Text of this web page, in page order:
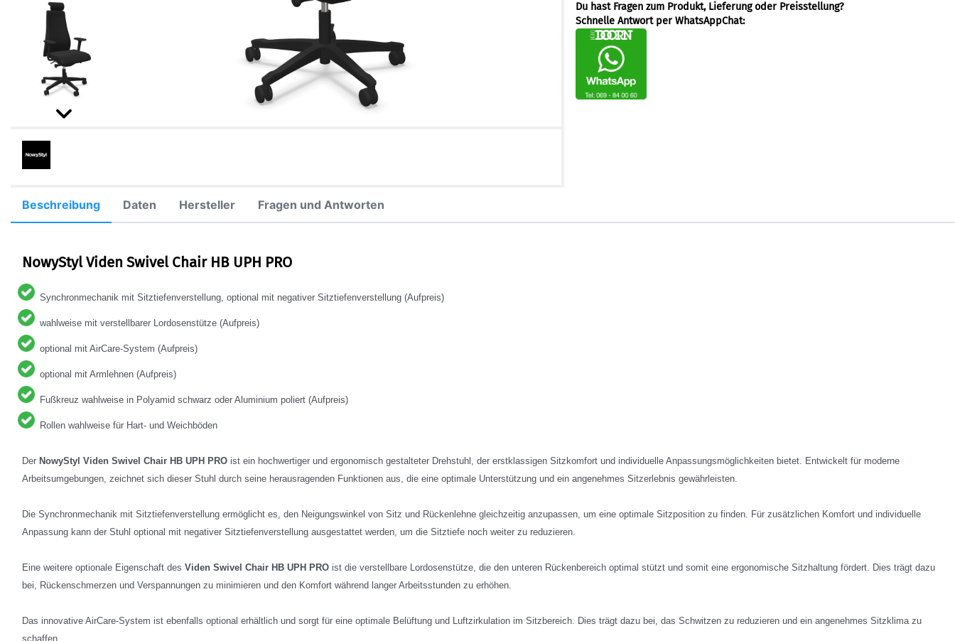
Du hast Fragen zum Produkt, Lieferung oder Preisstellung?
Schnelle Antwort per WhatsAppChat:
Beschreibung Daten Hersteller Fragen und Antworten
NowyStyl Viden Swivel Chair HB UPH PRO
Synchronmechanik mit Sitztiefenverstellung, optional mit negativer Sitztiefenverstellung (Aufpreis)
wahlweise mit verstellbarer Lordosenstütze (Aufpreis)
optional mit AirCare-System (Aufpreis)
optional mit Armlehnen (Aufpreis)
Fußkreuz wahlweise in Polyamid schwarz oder Aluminium poliert (Aufpreis)
Rollen wahlweise für Hart- und Weichböden
Der NowyStyl Viden Swivel Chair HB UPH PRO ist ein hochwertiger und ergonomisch gestalteter Drehstuhl, der erstklassigen Sitzkomfort und individuelle Anpassungsmöglichkeiten bietet. Entwickelt für moderne
Arbeitsumgebungen, zeichnet sich dieser Stuhl durch seine herausragenden Funktionen aus, die eine optimale Unterstützung und ein angenehmes Sitzerlebnis gewährleisten.
Die Synchronmechanik mit Sitztiefenverstellung ermöglicht es, den Neigungswinkel von Sitz und Rückenlehne gleichzeitig anzupassen, um eine optimale Sitzposition zu finden. Für zusätzlichen Komfort und individuelle
Anpassung kann der Stuhl optional mit negativer Sitztiefenverstellung ausgestattet werden, um die Sitztiefe noch weiter zu reduzieren.
Eine weitere optionale Eigenschaft des Viden Swivel Chair HB UPH PRO ist die verstellbare Lordosenstütze, die den unteren Rückenbereich optimal stützt und somit eine ergonomische Sitzhaltung fördert. Dies trägt dazu
bei, Rückenschmerzen und Verspannungen zu minimieren und den Komfort während langer Arbeitsstunden zu erhöhen.
Das innovative AirCare-System ist ebenfalls optional erhältlich und sorgt für eine optimale Belüftung und Luftzirkulation im Sitzbereich. Dies trägt dazu bei, das Schwitzen zu reduzieren und ein angenehmes Sitzklima zu
schaffen.